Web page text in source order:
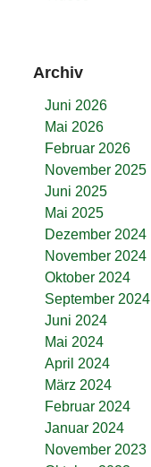
Archiv
Juni 2026
Mai 2026
Februar 2026
November 2025
Juni 2025
Mai 2025
Dezember 2024
November 2024
Oktober 2024
September 2024
Juni 2024
Mai 2024
April 2024
März 2024
Februar 2024
Januar 2024
November 2023